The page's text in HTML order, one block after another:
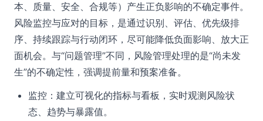
本、质量、安全、合规等）产生正负影响的不确定事件。
风险监控与应对的目标，是通过识别、评估、优先级排
序、持续跟踪与行动闭环，尽可能降低负面影响、放大正
面机会。与“问题管理”不同，风险管理处理的是“尚未发
生”的不确定性，强调提前量和预案准备。
监控：建立可视化的指标与看板，实时观测风险状
态、趋势与暴露值。